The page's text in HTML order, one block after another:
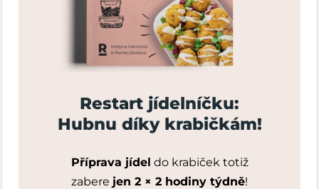
Restart jídelníčku:
Hubnu díky krabičkám!
Příprava jídel do krabiček totiž
zabere jen 2 × 2 hodiny týdně!